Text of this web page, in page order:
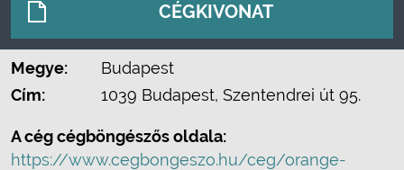
CÉGKIVONAT
Megye:
Budapest
Cím:
1039 Budapest, Szentendrei út 95.
A cég cégböngészős oldala:
https://www.cegbongeszo.hu/ceg/orange-